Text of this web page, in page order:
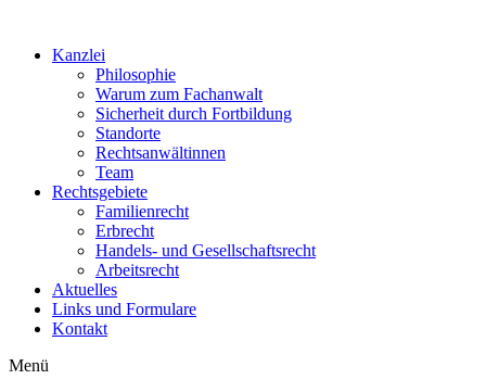
Kanzlei
Philosophie
Warum zum Fachanwalt
Sicherheit durch Fortbildung
Standorte
Rechtsanwältinnen
Team
Rechtsgebiete
Familienrecht
Erbrecht
Handels- und Gesellschaftsrecht
Arbeitsrecht
Aktuelles
Links und Formulare
Kontakt
Menü